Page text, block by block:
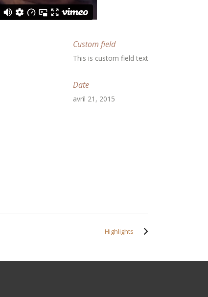
Custom field
This is custom field text
Date
avril 21, 2015
Highlights